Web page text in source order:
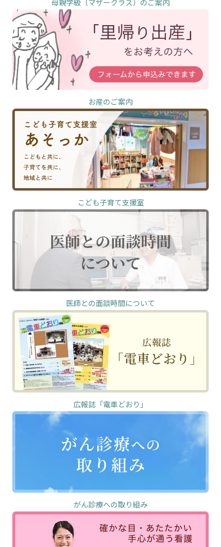
母親学級（マザークラス）のご案内
お産のご案内
こども子育て支援室
医師との面談時間について
広報誌「電車どおり」
がん診療への取り組み